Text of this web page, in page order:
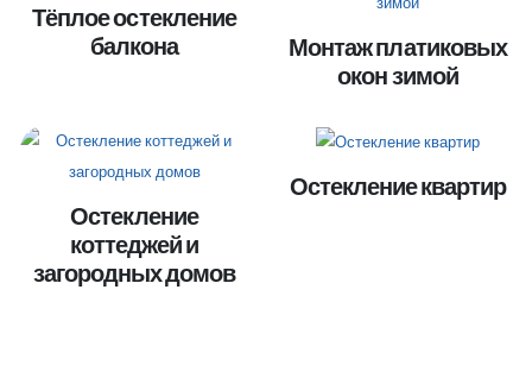
Тёплое остекление
балкона
Монтаж платиковых
окон зимой
Остекление
коттеджей и
загородных домов
Остекление квартир